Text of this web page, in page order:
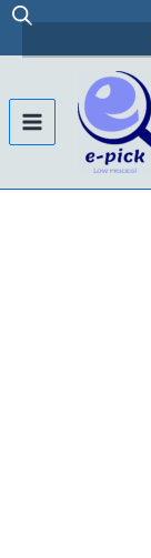
Skip
content
Main